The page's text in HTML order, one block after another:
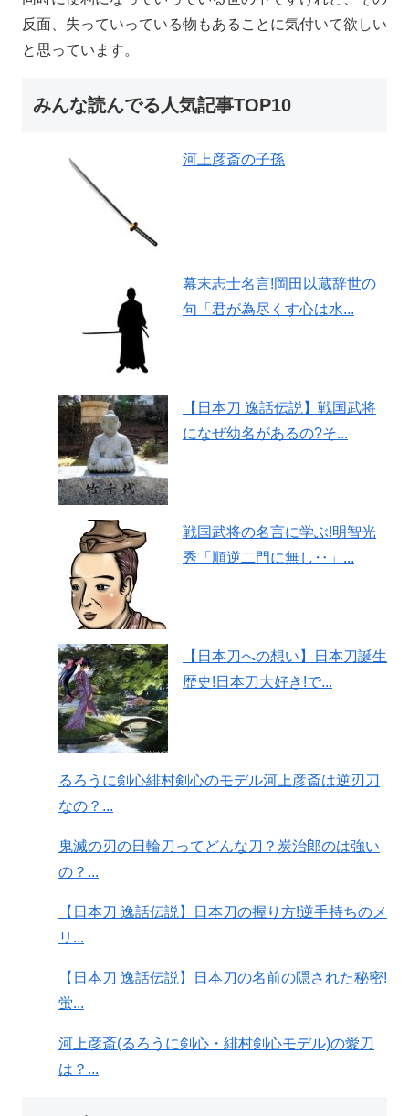
反面、失っていっている物もあることに気付いて欲しい
と思っています。
みんな読んでる人気記事TOP10
河上彦斎の子孫
幕末志士名言!岡田以蔵辞世の
句「君が為尽くす心は水...
【日本刀 逸話伝説】戦国武将
になぜ幼名があるの?そ...
戦国武将の名言に学ぶ!明智光
秀「順逆二門に無し‥」...
【日本刀への想い】日本刀誕生
歴史!日本刀大好き!で...
るろうに剣心緋村剣心のモデル河上彦斎は逆刃刀
なの？...
鬼滅の刃の日輪刀ってどんな刀？炭治郎のは強い
の？...
【日本刀 逸話伝説】日本刀の握り方!逆手持ちのメ
リ...
【日本刀 逸話伝説】日本刀の名前の隠された秘密!
蛍...
河上彦斎(るろうに剣心・緋村剣心モデル)の愛刀
は？...